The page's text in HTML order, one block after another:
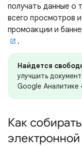
получать данные о
всего просмотров
промоакции и
.
Найдется
улучшить
Google Аналитике
Как